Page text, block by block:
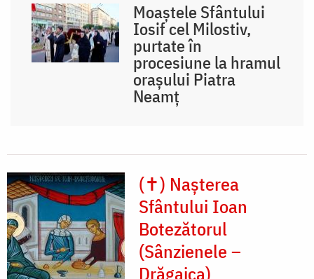
Moaștele Sfântului
Iosif cel Milostiv,
purtate în
procesiune la hramul
orașului Piatra
Neamț
(✝) Nașterea
Sfântului Ioan
Botezătorul
(Sânzienele –
Drăgaica)